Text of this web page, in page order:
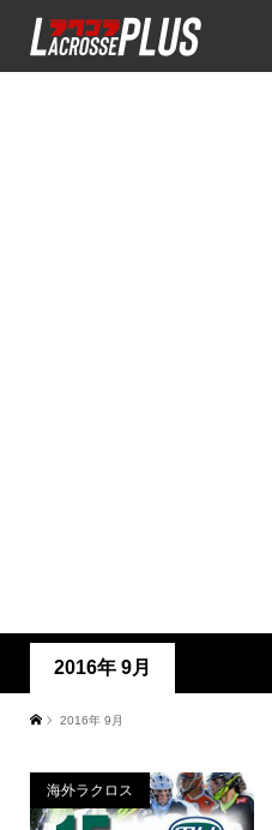
2016年 9月
2016年 9月
海外ラクロス